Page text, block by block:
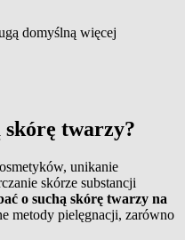
domyślną więcej
skórę twarzy?
unikanie
skórze substancji
o suchą skórę twarzy na
metody pielęgnacji, zarówno